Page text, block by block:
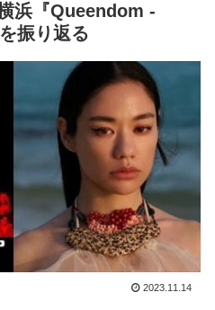
浜『Queendom -
振り返る
2023.11.14